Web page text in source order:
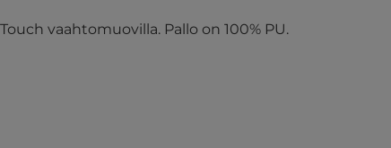
vaahtomuovilla. Pallo on 100% PU.